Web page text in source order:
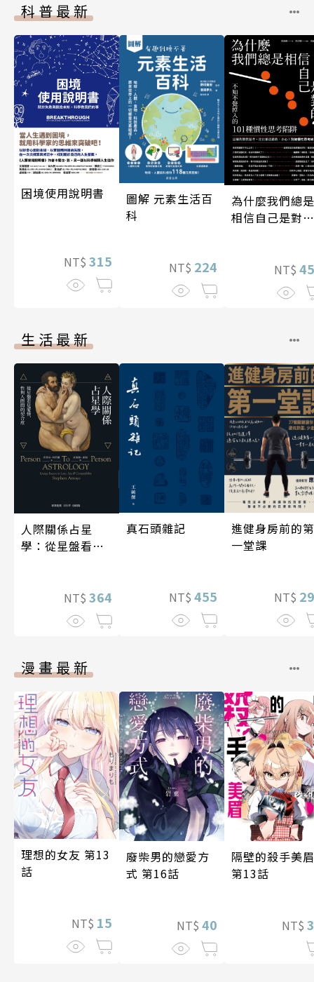
科普最新
困境使用說明書
NT$ 315
圖解 元素生活百
科
NT$ 224
為什麼我們總是
相信自己是對
NT$
生活最新
人際關係占星
學：從星盤看見
NT$ 364
真石頭雜記
NT$ 455
進健身房前的第
一堂課
NT$
漫畫最新
理想的女友 第13
話
NT$ 15
廢柴男的戀愛方
式 第16話
NT$ 40
隔壁的殺手美眉
第13話
NT$